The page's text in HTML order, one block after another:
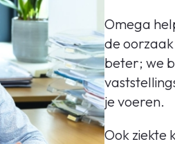
Omega
de oorzaak
beter; we
je voeren.
Ook ziekte